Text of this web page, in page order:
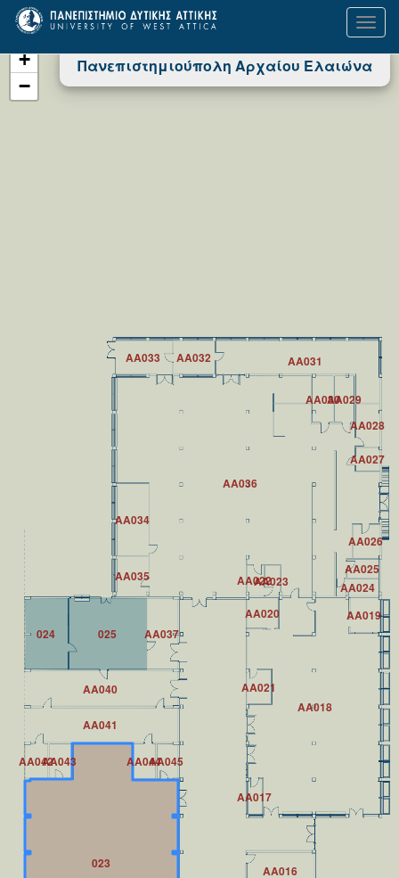
AA022AA023
AA041
AA044
AA026
AA040
AA032
AA033
AA028
AA029
AA031
AA030
AA027
AA020
AA024
AA025
AA021
AA019
AA042AA043 AA045
AA018
AA034
AA035
AA037
AA036
AA016
025
024
AA017
023
+
−
Πανεπιστημιούπολη Αρχαίου Ελαιώνα